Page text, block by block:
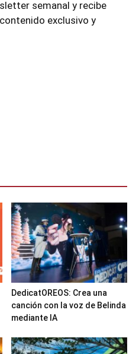
semanal y recibe
exclusivo y
DedicatOREOS: Crea una
canción con la voz de Belinda
mediante IA